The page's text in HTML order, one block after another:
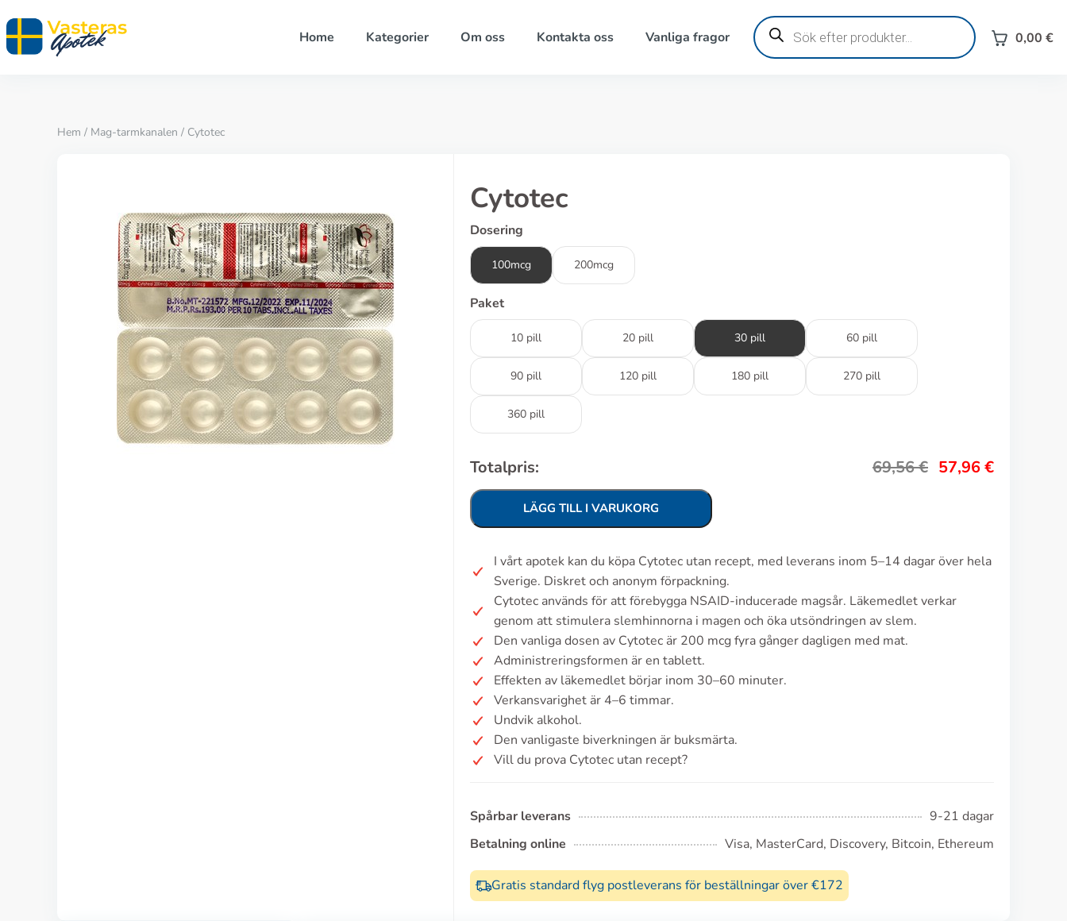
Home Kategorier Om oss Kontakta oss Vanliga fragor
Produktsökning
0,00 €
Hem / Mag-tarmkanalen / Cytotec
Cytotec
Dosering
100mcg 200mcg
Paket
10 pill 20 pill 30 pill 60 pill
90 pill 120 pill 180 pill 270 pill
360 pill
Totalpris: 69,56€ 57,96€
LÄGG TILL I VARUKORG
I vårt apotek kan du köpa Cytotec utan recept, med leverans inom 5–14 dagar över hela
Sverige. Diskret och anonym förpackning.
Cytotec används för att förebygga NSAID-inducerade magsår. Läkemedlet verkar
genom att stimulera slemhinnorna i magen och öka utsöndringen av slem.
Den vanliga dosen av Cytotec är 200 mcg fyra gånger dagligen med mat.
Administreringsformen är en tablett.
Effekten av läkemedlet börjar inom 30–60 minuter.
Verkansvarighet är 4–6 timmar.
Undvik alkohol.
Den vanligaste biverkningen är buksmärta.
Vill du prova Cytotec utan recept?
Spårbar leverans
9-21 dagar
Betalning online
Visa, MasterCard, Discovery, Bitcoin, Ethereum
Gratis standard flyg postleverans för beställningar över €172